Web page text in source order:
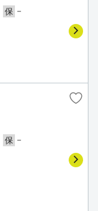
保 －
保 －